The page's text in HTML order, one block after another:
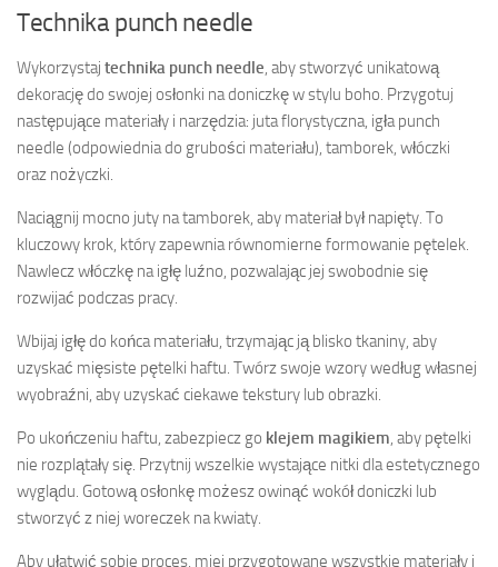
Technika punch needle
Wykorzystaj technika punch needle, aby stworzyć unikatową
dekorację do swojej osłonki na doniczkę w stylu boho. Przygotuj
następujące materiały i narzędzia: juta florystyczna, igła punch
needle (odpowiednia do grubości materiału), tamborek, włóczki
oraz nożyczki.
Naciągnij mocno juty na tamborek, aby materiał był napięty. To
kluczowy krok, który zapewnia równomierne formowanie pętelek.
Nawlecz włóczkę na igłę luźno, pozwalając jej swobodnie się
rozwijać podczas pracy.
Wbijaj igłę do końca materiału, trzymając ją blisko tkaniny, aby
uzyskać mięsiste pętelki haftu. Twórz swoje wzory według własnej
wyobraźni, aby uzyskać ciekawe tekstury lub obrazki.
Po ukończeniu haftu, zabezpiecz go klejem magikiem, aby pętelki
nie rozplątały się. Przytnij wszelkie wystające nitki dla estetycznego
wyglądu. Gotową osłonkę możesz owinąć wokół doniczki lub
stworzyć z niej woreczek na kwiaty.
Aby ułatwić sobie proces, miej przygotowane wszystkie materiały i